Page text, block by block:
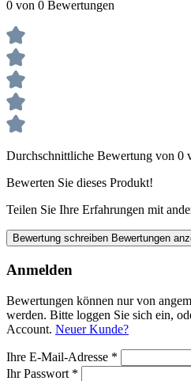
0 von 0 Bewertungen
Durchschnittliche Bewertung von 0
Bewerten Sie dieses Produkt!
Teilen Sie Ihre Erfahrungen mit
Bewertung schreiben Bewertungen
Anmelden
Bewertungen können nur von
werden. Bitte loggen Sie sich ein,
Account. Neuer Kunde?
Ihre E-Mail-Adresse *
Ihr Passwort *